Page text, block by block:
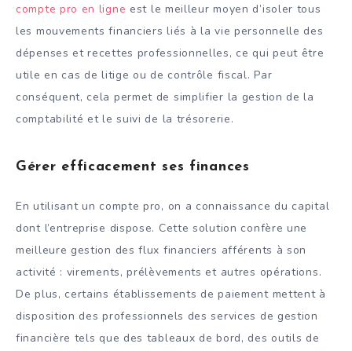
compte pro en ligne est le meilleur moyen d’isoler tous
les mouvements financiers liés à la vie personnelle des
dépenses et recettes professionnelles, ce qui peut être
utile en cas de litige ou de contrôle fiscal. Par
conséquent, cela permet de simplifier la gestion de la
comptabilité et le suivi de la trésorerie.
Gérer efficacement ses finances
En utilisant un compte pro, on a connaissance du capital
dont l’entreprise dispose. Cette solution confère une
meilleure gestion des flux financiers afférents à son
activité : virements, prélèvements et autres opérations.
De plus, certains établissements de paiement mettent à
disposition des professionnels des services de gestion
financière tels que des tableaux de bord, des outils de